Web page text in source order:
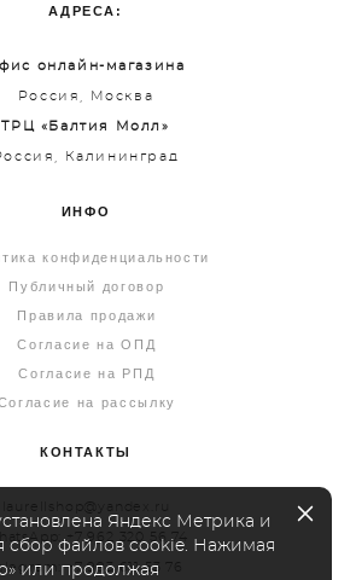
АДРЕСА:
онлайн-магазина
Россия, Москва
ТРЦ «Балтия Молл»
Калининград
ИНФО
конфиденциальности
Публичный договор
Правила продажи
Согласие на ОПД
Согласие на РПД
на рассылку
КОНТАКТЫ
+7 962 320 56 74
+7 993 611 53 76
Яндекс Метрика и
сбор файлов cookie. Нажимая
или продолжая